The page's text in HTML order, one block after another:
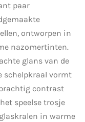
paar
ontworpen in
nazomertinten.
glans van de
schelpkraal vormt
contrast
speelse trosje
in warme